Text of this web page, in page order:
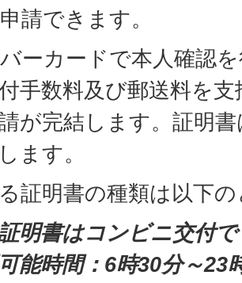
請できます。
ーカードで本人確認
手数料及び郵送料を
が完結します。証明
ます。
証明書の種類は以下
明書はコンビニ交付
能時間：6時30分～